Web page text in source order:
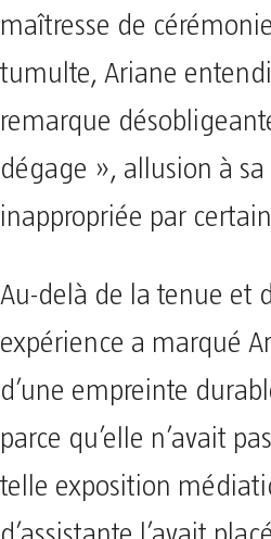
maîtresse de
tumulte, Ariane
remarque
dégage », allusion à
inappropriée par
Au-delà de la tenue et
expérience a marqué
d’une empreinte
parce qu’elle n’avait
telle exposition